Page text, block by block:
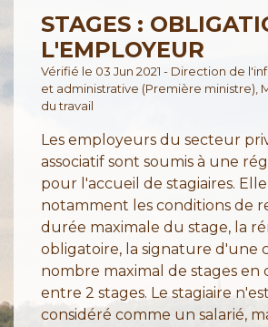
STAGES :
L'EMPLOYEUR
Vérifié le 03 Jun 2021 - Direction de
et administrative (Première ministre),
du travail
Les employeurs du secteur
associatif sont soumis à une
pour l'accueil de stagiaires.
notamment les conditions de
durée maximale du stage, la
obligatoire, la signature d'une
nombre maximal de stages en
entre 2 stages. Le stagiaire
considéré comme un salarié,